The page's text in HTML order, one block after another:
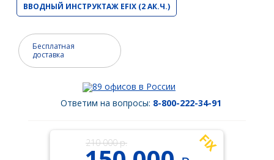
Модемы
PrinCe
Pacific Crest
ВВОДНЫЙ ИНСТРУКТАЖ EFIX (2 АК.Ч.)
Бесплатная
доставка
89 офисов в России
Ответим на вопросы: 8-800-222-34-91
210 000 р. FIX